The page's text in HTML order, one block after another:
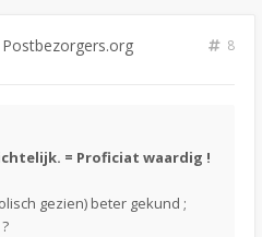
8
= Proficiat waardig !
gezien) beter gekund ;
?